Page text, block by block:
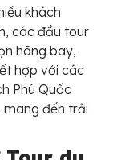
khách
các đầu tour
hãng bay,
hợp với các
Phú Quốc
mang đến trải